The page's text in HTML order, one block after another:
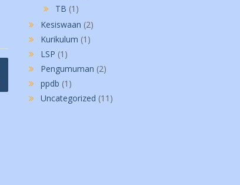
TB (1)
Kesiswaan (2)
Kurikulum (1)
LSP (1)
Pengumuman (2)
ppdb (1)
Uncategorized (11)